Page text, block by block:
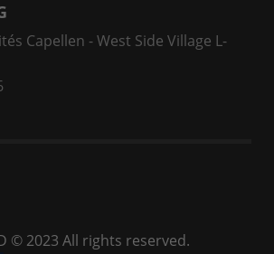
Capellen - West Side Village L-
© 2023 All rights reserved.